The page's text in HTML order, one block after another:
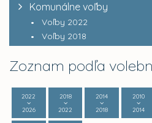
Komunálne voľby
Voľby 2022
Voľby 2018
Zoznam podľa
2022
2026
2018
2022
2014
2018
2010
2014